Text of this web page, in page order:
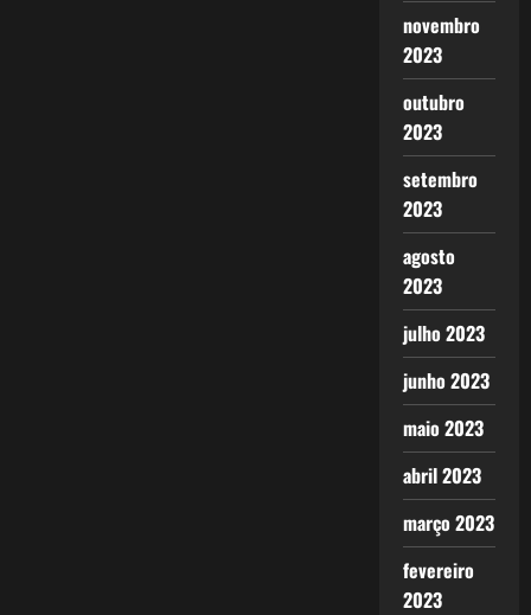
novembro
2023
outubro
2023
setembro
2023
agosto
2023
julho 2023
junho 2023
maio 2023
abril 2023
março 2023
fevereiro
2023